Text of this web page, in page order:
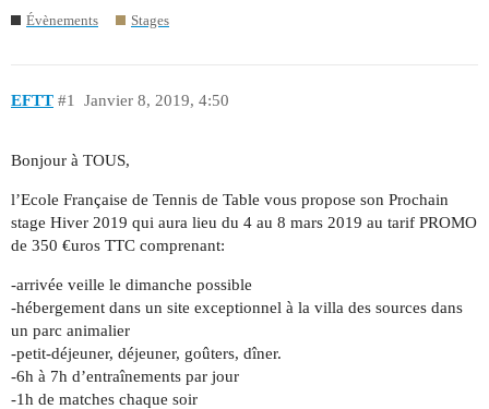
Évènements Stages
EFTT Janvier 8, 2019, 4:50
#1
Bonjour à TOUS,
l’Ecole Française de Tennis de Table vous propose son Prochain
stage Hiver 2019 qui aura lieu du 4 au 8 mars 2019 au tarif PROMO
de 350 €uros TTC comprenant:
-arrivée veille le dimanche possible
-hébergement dans un site exceptionnel à la villa des sources dans
un parc animalier
-petit-déjeuner, déjeuner, goûters, dîner.
-6h à 7h d’entraînements par jour
-1h de matches chaque soir